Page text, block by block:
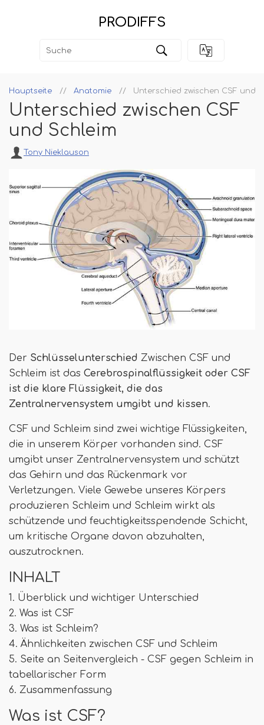
PRODIFFS
Hauptseite Anatomie Unterschied zwischen CSF und
Unterschied zwischen CSF
und Schleim
Tony Nieklauson
Der Schlüsselunterschied Zwischen CSF und
Schleim ist das Cerebrospinalflüssigkeit oder CSF
ist die klare Flüssigkeit, die das
Zentralnervensystem umgibt und kissen.
CSF und Schleim sind zwei wichtige Flüssigkeiten,
die in unserem Körper vorhanden sind. CSF
umgibt unser Zentralnervensystem und schützt
das Gehirn und das Rückenmark vor
Verletzungen. Viele Gewebe unseres Körpers
produzieren Schleim und Schleim wirkt als
schützende und feuchtigkeitsspendende Schicht,
um kritische Organe davon abzuhalten,
auszutrocknen.
INHALT
1. Überblick und wichtiger Unterschied
2. Was ist CSF
3. Was ist Schleim?
4. Ähnlichkeiten zwischen CSF und Schleim
5. Seite an Seitenvergleich - CSF gegen Schleim in
tabellarischer Form
6. Zusammenfassung
Was ist CSF?